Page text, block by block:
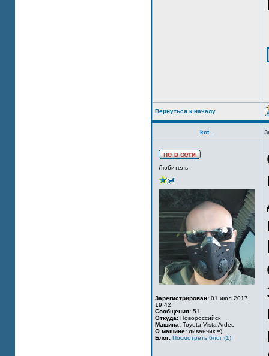
Вернуться к началу
kot_
Любитель
Зарегистрирован: 01 июл 2017,
19:42
Сообщения: 51
Откуда: Новороссийск
Машина: Toyota Vista Ardeo
О машине: диванчик =)
Блог: Посмотреть блог (1)